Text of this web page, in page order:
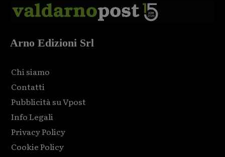
Arno Edizioni Srl
Chi siamo
Contatti
Pubblicità su Vpost
Info Legali
Privacy Policy
Cookie Policy